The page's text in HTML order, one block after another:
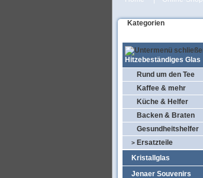
Kategorien
Hitzebeständiges Glas
Rund um den Tee
Kaffee & mehr
Küche & Helfer
Backen & Braten
Gesundheitshelfer
> Ersatzteile
Kristallglas
Jenaer Souvenirs